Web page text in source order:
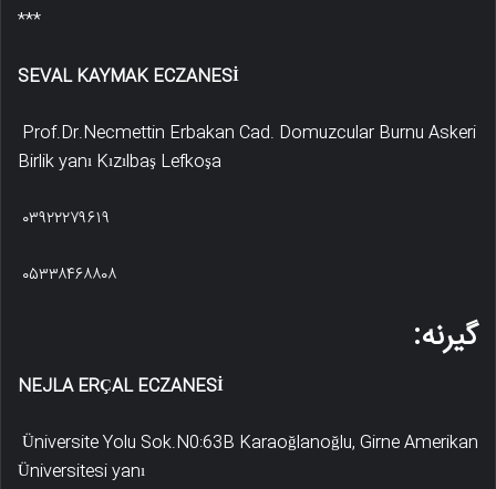
***
SEVAL KAYMAK ECZANESİ
Prof.Dr.Necmettin Erbakan Cad. Domuzcular Burnu Askeri
Birlik yanı Kızılbaş Lefkoşa
۰۳۹۲۲۲۷۹۶۱۹
۰۵۳۳۸۴۶۸۸۰۸
گیرنه:
NEJLA ERÇAL ECZANESİ
Üniversite Yolu Sok.N0:63B Karaoğlanoğlu, Girne Amerikan
Üniversitesi yanı